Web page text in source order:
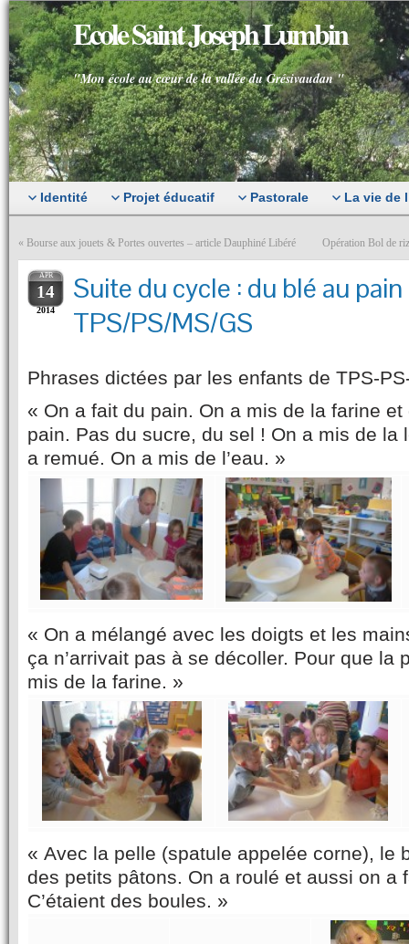
Ecole Saint Joseph Lumbin
"Mon école au cœur de la vallée du Grésivaudan "
Identité Projet éducatif Pastorale La vie de
« Bourse aux jouets & Portes ouvertes – article Dauphiné Libéré Opération Bol de
APR
14
2014
Suite du cycle : du blé au pain
TPS/PS/MS/GS
Phrases dictées par les enfants de TPS-
« On a fait du pain. On a mis de la farine
pain. Pas du sucre, du sel ! On a mis de la
a remué. On a mis de l’eau. »
« On a mélangé avec les doigts et les
ça n’arrivait pas à se décoller. Pour que la
mis de la farine. »
« Avec la pelle (spatule appelée corne), le
des petits pâtons. On a roulé et aussi on a
C’étaient des boules. »